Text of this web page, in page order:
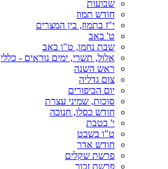
שבועות
חודש תמוז
י"ז בתמוז, בין המצרים
ט' באב
שבת נחמו, ט"ו באב
אלול, תשרי, ימים נוראים - כללי
ראש השנה
צום גדליה
יום הכיפורים
סוכות, שמיני עצרת
חודש כסלו, חנוכה
י' בטבת
ט"ו בשבט
חודש אדר
פרשת שקלים
פרשת זכור